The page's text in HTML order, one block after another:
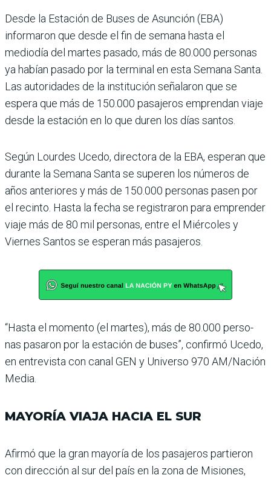
Desde la Estación de Buses de Asunción (EBA)
informaron que desde el fin de semana hasta el
mediodía del mar­tes pasado, más de 80.000 personas
ya habían pasado por la terminal en esta Semana Santa.
Las auto­ridades de la institución señalaron que se
espera que más de 150.000 pasajeros emprendan viaje
desde la estación en lo que duren los días santos.
Según Lourdes Ucedo, direc­tora de la EBA, esperan que
durante la Semana Santa se superen los números de
años anteriores y más de 150.000 personas pasen por
el recinto. Hasta la fecha se registraron para emprender
viaje más de 80 mil personas, entre el Miércoles y
Viernes Santos se esperan más pasajeros.
“Hasta el momento (el mar­tes), más de 80.000 perso­
nas pasaron por la estación de buses”, confirmó Ucedo,
en entrevista con canal GEN y Universo 970 AM/Nación
Media.
MAYORÍA VIAJA HACIA EL SUR
Afirmó que la gran mayo­ría de los pasajeros partie­ron
con dirección al sur del país en la zona de Misiones,